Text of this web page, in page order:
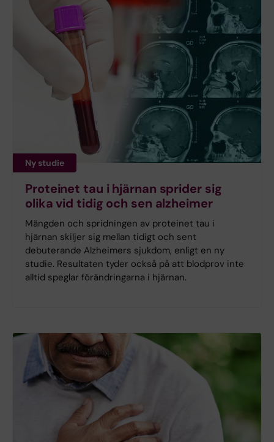
Ny studie
Proteinet tau i hjärnan sprider sig
olika vid tidig och sen alzheimer
Mängden och spridningen av proteinet tau i
hjärnan skiljer sig mellan tidigt och sent
debuterande Alzheimers sjukdom, enligt en ny
studie. Resultaten tyder också på att blodprov inte
alltid speglar förändringarna i hjärnan.